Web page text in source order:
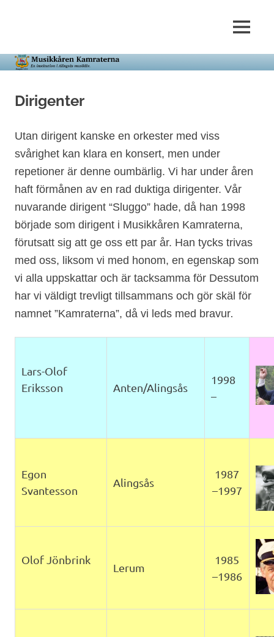
Kamraterna
i
Alingsås
MENY
Dirigenter
Utan dirigent kanske en orkester med viss
svårighet kan klara en konsert, men under
repetioner är denne oumbärlig. Vi har under åren
haft förmånen av en rad duktiga dirigenter. Vår
nuvarande dirigent “Sluggo” hade, då han 1998
började som dirigent i Musikkåren Kamraterna,
förutsatt sig att ge oss ett par år. Han tycks trivas
med oss, liksom vi med honom, en egenskap som
vi alla uppskattar och är tacksamma för Dessutom
har vi väldigt trevligt tillsammans och gör skäl för
namnet ”Kamraterna”, då vi leds med bravur.
Lars-Olof
Eriksson
Anten/Alingsås
1998
–
Egon
Svantesson
Alingsås
1987
–1997
Olof Jönbrink
Lerum
1985
–1986